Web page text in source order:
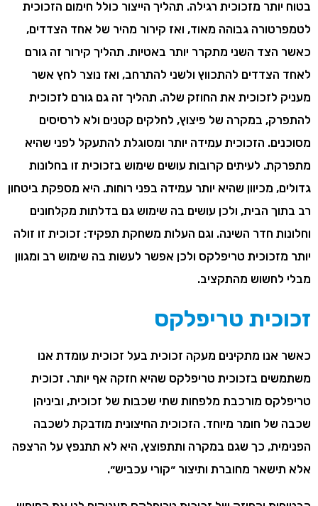
בטוח יותר מזכוכית רגילה. תהליך הייצור כולל חימום הזכוכית
לטמפרטורה גבוהה מאוד, ואז קירור מהיר של אחד הצדדים,
כאשר הצד השני מתקרר יותר באטיות. תהליך קירור זה גורם
לאחד הצדדים להתכווץ ולשני להתרחב, ואז נוצר לחץ אשר
מעניק לזכוכית את החוזק שלה. תהליך זה גם גורם לזכוכית
להתפרק, במקרה של פיצוץ, לחלקים קטנים ולא לרסיסים
מסוכנים. הזכוכית עמידה יותר ומסוגלת להתעקל לפני שהיא
מתפרקת. לעיתים קרובות עושים שימוש בזכוכית זו בחלונות
גדולים, מכיוון שהיא יותר עמידה בפני רוחות. היא מספקת ביטחון
רב בתוך הבית, ולכן עושים בה שימוש גם בדלתות מקלחונים
וחלונות חדר השינה. וגם העלות משחקת תפקיד: זכוכית זו זולה
יותר מזכוכית טריפלקס ולכן אפשר לעשות בה שימוש רב ומגוון
מבלי לחשוש מהתקציב.
זכוכית טריפלקס
כאשר אנו מתקינים מעקה זכוכית בעל זכוכית עומדת אנו
משתמשים בזכוכית טריפלקס שהיא חזקה אף יותר. זכוכית
טריפלקס מורכבת מלפחות שתי שכבות של זכוכית, וביניהן
שכבה של חומר מיוחד. הזכוכית החיצונית מודבקת לשכבה
הפנימית, כך שגם במקרה ותתפוצץ, היא לא תתנפץ על הרצפה
אלא תישאר מחוברת ותיצור ״קורי עכביש״.